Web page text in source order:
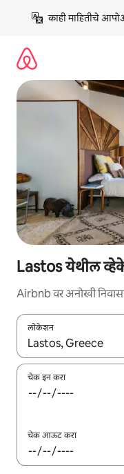
काही माहितीचे
Lastos येथील
Airbnb वर अनोखी
लोकेशन
जेव्हा परिणाम उपलब्ध
चेक इन करा
चेक आऊट करा